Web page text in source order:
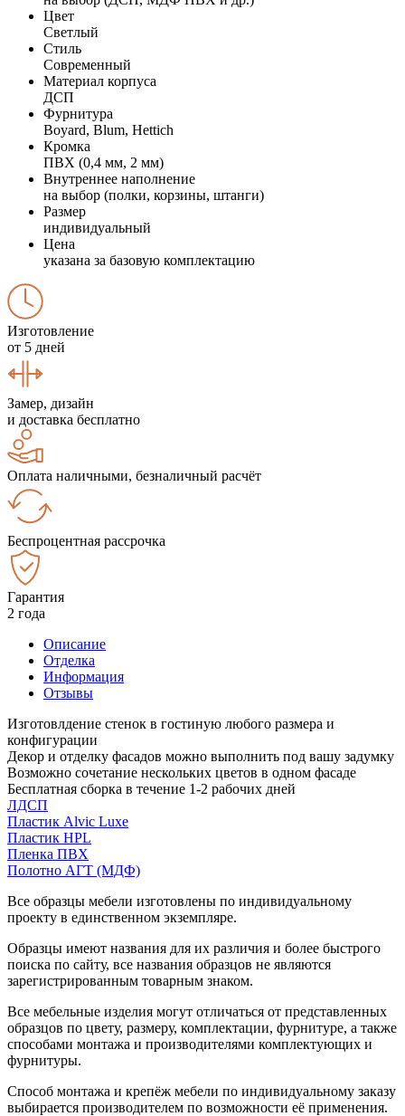
Цвет
Светлый
Стиль
Современный
Материал корпуса
ДСП
Фурнитура
Boyard, Blum, Hettich
Кромка
ПВХ (0,4 мм, 2 мм)
Внутреннее наполнение
на выбор (полки, корзины, штанги)
Размер
индивидуальный
Цена
указана за базовую комплектацию
Изготовление
от 5 дней
Замер, дизайн
и доставка бесплатно
Оплата наличными, безналичный расчёт
Беспроцентная рассрочка
Гарантия
2 года
Описание
Отделка
Информация
Отзывы
Изготовлдение стенок в гостиную любого размера и
конфигурации
Декор и отделку фасадов можно выполнить под вашу задумку
Возможно сочетание нескольких цветов в одном фасаде
Бесплатная сборка в течение 1-2 рабочих дней
ЛДСП
Пластик Alvic Luxe
Пластик HPL
Пленка ПВХ
Полотно АГТ (МДФ)
Все образцы мебели изготовлены по индивидуальному
проекту в единственном экземпляре.
Образцы имеют названия для их различия и более быстрого
поиска по сайту, все названия образцов не являются
зарегистрированным товарным знаком.
Все мебельные изделия могут отличаться от представленных
образцов по цвету, размеру, комплектации, фурнитуре, а также
способами монтажа и производителями комплектующих и
фурнитуры.
Способ монтажа и крепёж мебели по индивидуальному заказу
выбирается производителем по возможности её применения.